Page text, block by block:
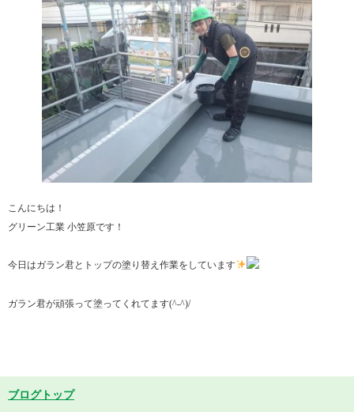
こんにちは！
グリーン工業 小笠原です！
今日はガラン君とトップの塗り替え作業をしています
ガラン君が頑張って塗ってくれてます(^-^)/
ブログトップ